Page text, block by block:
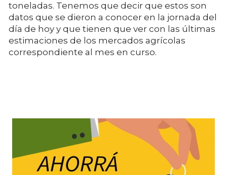
toneladas. Tenemos que decir que estos son
datos que se dieron a conocer en la jornada del
día de hoy y que tienen que ver con las últimas
estimaciones de los mercados agrícolas
correspondiente al mes en curso.